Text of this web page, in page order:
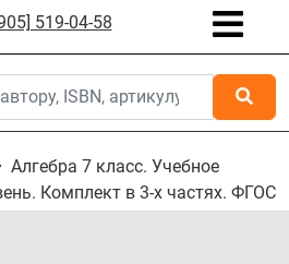
519-04-58
Алгебра 7 класс. Учебное
Комплект в 3-х частях. ФГОС